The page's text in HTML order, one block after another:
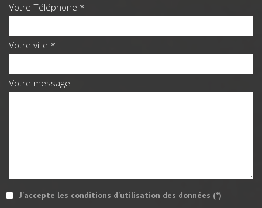
Votre Téléphone *
Votre ville *
Votre message
J'accepte les conditions d'utilisation des données (*)